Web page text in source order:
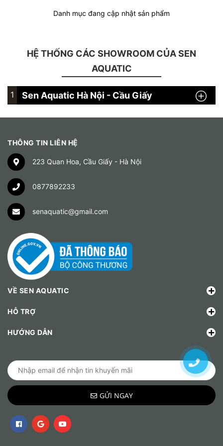
Danh mục đang cập nhật sản phẩm
HỆ THỐNG CÁC SHOWROOM CỦA SEN
AQUATIC
1 Sen Aquatic Hà Nội - Cầu Giấy
THÔNG TIN LIÊN HỆ
223 Quan Hoa, Cầu Giấy - Hà Nội
0877892233
senaquatic@gmail.com
VỀ SEN AQUATIC
HỖ TRỢ
HƯỚNG DẪN
GỬI NGAY